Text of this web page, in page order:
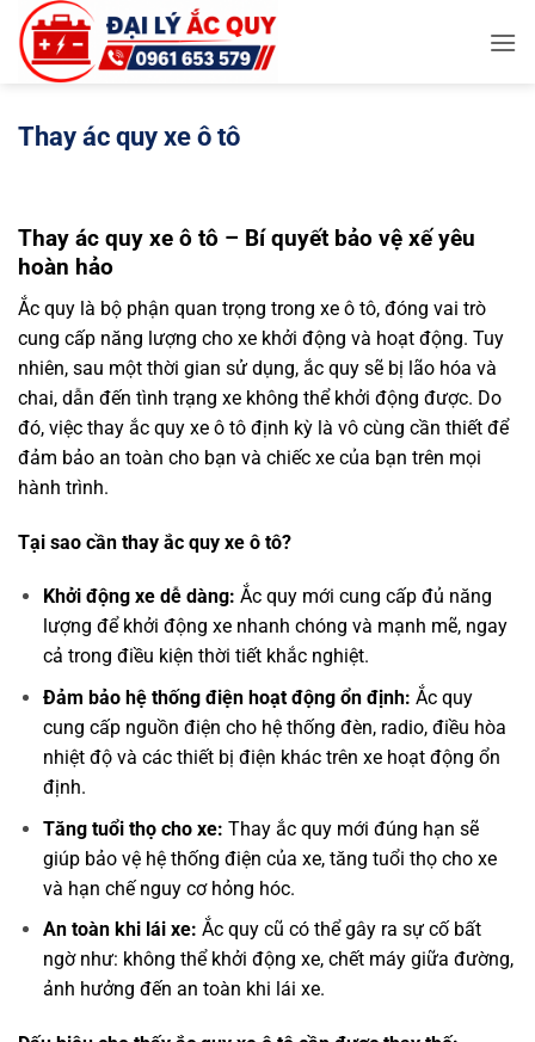
qua
Thay ác quy xe ô tô
Thay ác quy xe ô tô – Bí quyết bảo vệ xế yêu
hoàn hảo
Ắc quy là bộ phận quan trọng trong xe ô tô, đóng vai trò
cung cấp năng lượng cho xe khởi động và hoạt động. Tuy
nhiên, sau một thời gian sử dụng, ắc quy sẽ bị lão hóa và
chai, dẫn đến tình trạng xe không thể khởi động được. Do
đó, việc thay ắc quy xe ô tô định kỳ là vô cùng cần thiết để
đảm bảo an toàn cho bạn và chiếc xe của bạn trên mọi
hành trình.
Tại sao cần thay ắc quy xe ô tô?
Khởi động xe dễ dàng: Ắc quy mới cung cấp đủ năng
lượng để khởi động xe nhanh chóng và mạnh mẽ, ngay
cả trong điều kiện thời tiết khắc nghiệt.
Đảm bảo hệ thống điện hoạt động ổn định: Ắc quy
cung cấp nguồn điện cho hệ thống đèn, radio, điều hòa
nhiệt độ và các thiết bị điện khác trên xe hoạt động ổn
định.
Tăng tuổi thọ cho xe: Thay ắc quy mới đúng hạn sẽ
giúp bảo vệ hệ thống điện của xe, tăng tuổi thọ cho xe
và hạn chế nguy cơ hỏng hóc.
An toàn khi lái xe: Ắc quy cũ có thể gây ra sự cố bất
ngờ như: không thể khởi động xe, chết máy giữa đường,
ảnh hưởng đến an toàn khi lái xe.